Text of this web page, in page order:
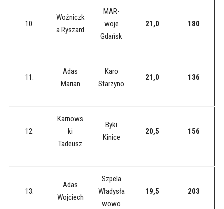
10.
Woźniczk
a Ryszard
MAR-
woje
Gdańsk
21,0 180
11.
Adas
Marian
Karo
Starzyno
21,0 136
12.
Karnows
ki
Tadeusz
Byki
Kinice
20,5 156
13.
Adas
Wojciech
Szpela
Władysła
wowo
19,5 203